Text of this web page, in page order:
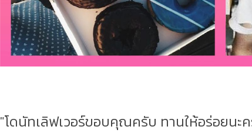
"โดนัทเลิฟเวอร์ขอบคุณครับ ทานให้อร่อยนะ